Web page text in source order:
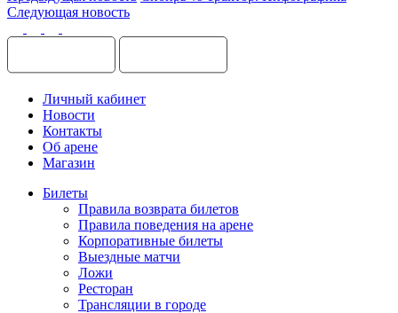
Следующая новость
Личный кабинет
Новости
Контакты
Об арене
Магазин
Билеты
Правила возврата билетов
Правила поведения на арене
Корпоративные билеты
Выездные матчи
Ложи
Ресторан
Трансляции в городе